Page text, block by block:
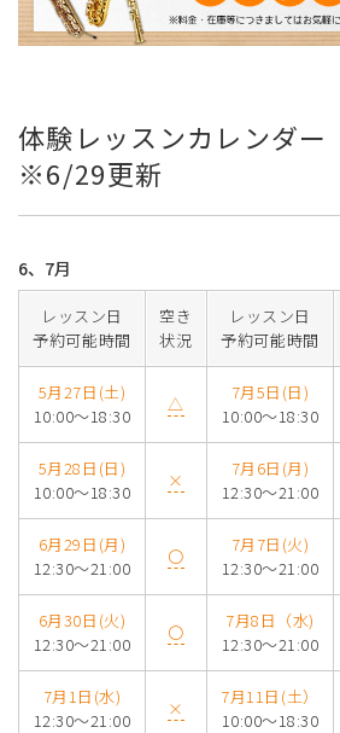
体験レッスンカレンダー
※6/29更新
6、7月
レッスン日
予約可能時間
空き
状況
レッスン日
予約可能時間
5月27日(土)
10:00～18:30
△
7月5日(日)
10:00～18:30
5月28日(日)
10:00～18:30
×
7月6日(月)
12:30～21:00
6月29日(月)
12:30～21:00
〇
7月7日(火)
12:30～21:00
6月30日(火)
12:30～21:00
〇
7月8日（水)
12:30～21:00
7月1日(水)
12:30～21:00
×
7月11日(土）
10:00～18:30